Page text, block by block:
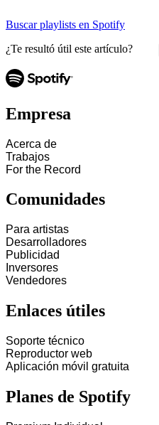
Buscar playlists en Spotify
¿Te resultó útil este artículo?
Empresa
Acerca de
Trabajos
For the Record
Comunidades
Para artistas
Desarrolladores
Publicidad
Inversores
Vendedores
Enlaces útiles
Soporte técnico
Reproductor web
Aplicación móvil gratuita
Planes de Spotify